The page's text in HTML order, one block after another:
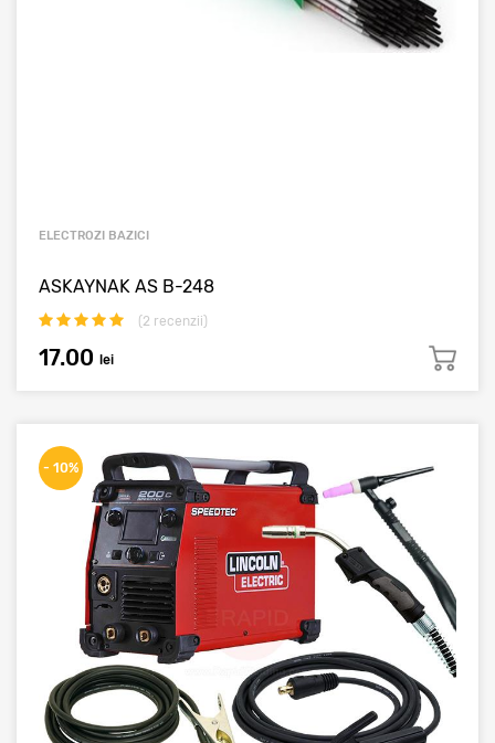
ELECTROZI BAZICI
ASKAYNAK AS B-248
(2 recenzii)
17.00 lei
- 10%